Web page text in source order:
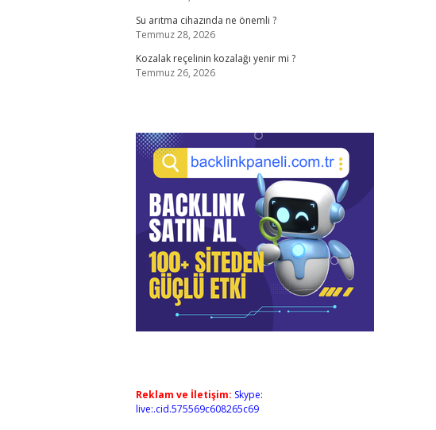
Su arıtma cihazında ne önemli ?
Temmuz 28, 2026
Kozalak reçelinin kozalağı yenir mi ?
Temmuz 26, 2026
Reklam ve İletişim: Skype:
live:.cid.575569c608265c69